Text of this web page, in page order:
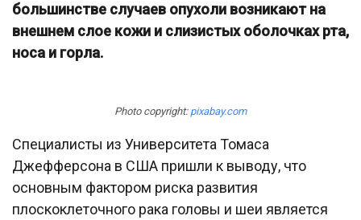
большинстве случаев опухоли возникают на
внешнем слое кожи и слизистых оболочках рта,
носа и горла.
Photo copyright: pixabay.com
Специалисты из Университета Томаса
Джефферсона в США пришли к выводу, что
основным фактором риска развития
плоскоклеточного рака головы и шеи является